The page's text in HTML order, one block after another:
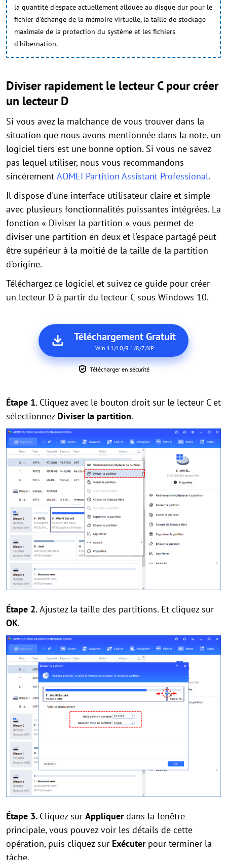
la quantité d'espace actuellement allouée au disque dur pour le
fichier d'échange de la mémoire virtuelle, la taille de stockage
maximale de la protection du système et les fichiers
d'hibernation.
Diviser rapidement le lecteur C pour créer
un lecteur D
Si vous avez la malchance de vous trouver dans la
situation que nous avons mentionnée dans la note, un
logiciel tiers est une bonne option. Si vous ne savez
pas lequel utiliser, nous vous recommandons
sincèrement AOMEI Partition Assistant Professional.
Il dispose d'une interface utilisateur claire et simple
avec plusieurs fonctionnalités puissantes intégrées. La
fonction « Diviser la partition » vous permet de
diviser une partition en deux et l'espace partagé peut
être supérieur à la moitié de la taille de la partition
d'origine.
Téléchargez ce logiciel et suivez ce guide pour créer
un lecteur D à partir du lecteur C sous Windows 10.
Téléchargement Gratuit
Win 11/10/8.1/8/7/XP
Télécharger en sécurité
Étape 1. Cliquez avec le bouton droit sur le lecteur C et
sélectionnez Diviser la partition.
Étape 2.Ajustez la taille des partitions. Et cliquez sur
OK.
Étape 3. Cliquez sur Appliquerdans la fenêtre
principale, vous pouvez voir les détails de cette
opération, puis cliquez sur Exécuterpour terminer la
tâche.